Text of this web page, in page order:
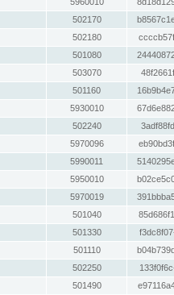
502170
502180
501080
503070
501160
5930010
502240
5970096
5990011
5950010
5970019
501040
501330
501110
502250
501490